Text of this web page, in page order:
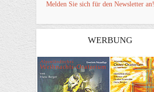
Melden Sie sich für den Newsletter an!
WERBUNG